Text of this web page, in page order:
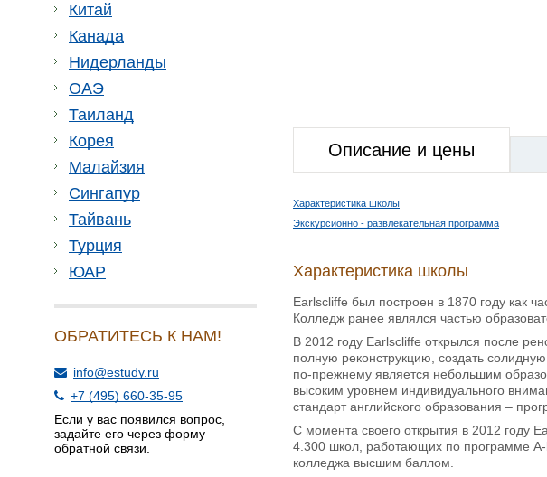
Китай
Канада
Нидерланды
ОАЭ
Таиланд
Корея
Малайзия
Сингапур
Тайвань
Турция
ЮАР
ОБРАТИТЕСЬ К НАМ!
info@estudy.ru
+7 (495) 660-35-95
Если у вас появился вопрос,
задайте его через форму
обратной связи.
Описание и цены
Характеристика школы
Экскурсионно - развлекательная программа
Характеристика школы
Earlscliffe был построен в 1870 году как
Колледж ранее являлся частью
В 2012 году Earlscliffe открылся после
полную реконструкцию, создать
по-прежнему является небольшим
высоким уровнем индивидуального
стандарт английского образования –
С момента своего открытия в 2012 году
4.300 школ, работающих по программе
колледжа высшим баллом.